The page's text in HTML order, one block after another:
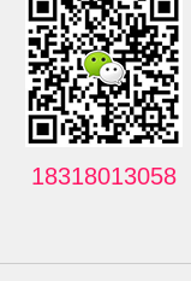
18318013058